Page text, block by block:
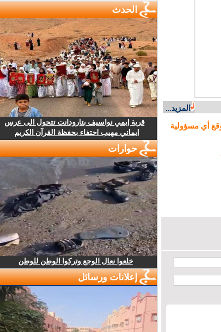
المزيد...
أي مسؤولية
الحدث
قرية إيمي نواسيف بتارودانت تتحول الى عرس
ايماني مهيب احتفاء بحفظة القرآن الكريم
حوارات
خلعوا نعال الوجع وتركوا الوطن للوطن
إعلانات ورسائل